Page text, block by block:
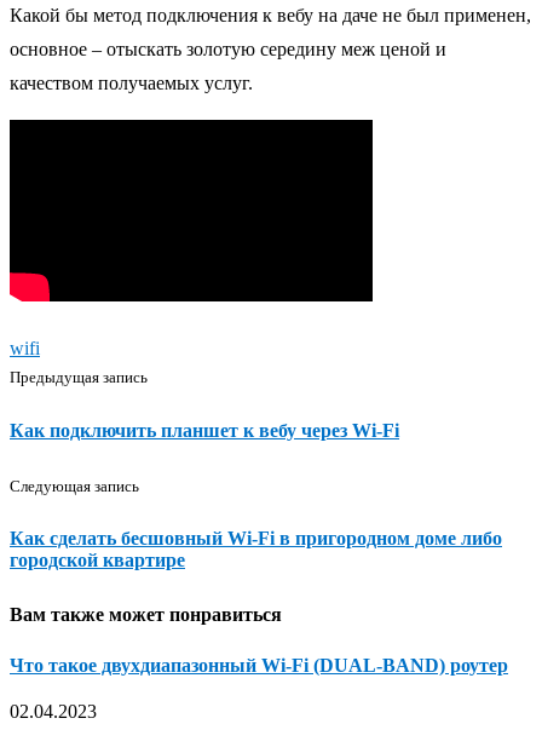
Какой бы метод подключения к вебу на даче не был применен,
основное – отыскать золотую середину меж ценой и
качеством получаемых услуг.
wifi
Предыдущая запись
Как подключить планшет к вебу через Wi-Fi
Следующая запись
Как сделать бесшовный Wi-Fi в пригородном доме либо
городской квартире
Вам также может понравиться
Что такое двухдиапазонный Wi-Fi (DUAL-BAND) роутер
02.04.2023